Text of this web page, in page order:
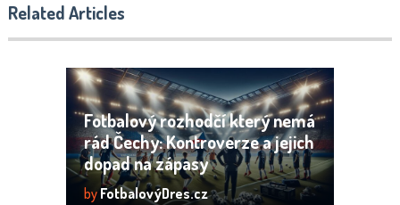
Related Articles
Fotbalový rozhodčí který nemá
rád Čechy: Kontroverze a jejich
dopad na zápasy
byFotbalovýDres.cz